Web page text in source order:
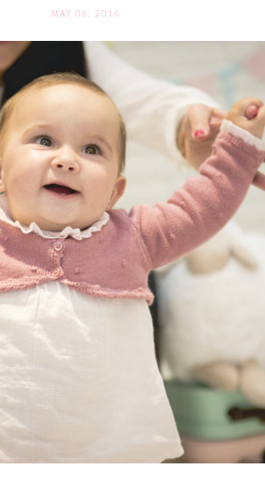
MAY 06. 2016